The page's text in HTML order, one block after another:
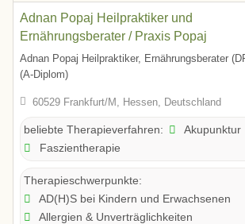
Adnan Popaj Heilpraktiker und
Ernährungsberater / Praxis Popaj
Adnan Popaj Heilpraktiker, Ernährungsberater
(A-Diplom)
60529 Frankfurt/M, Hessen, Deutschland
beliebte Therapieverfahren: Akupunktur
Faszientherapie
Therapieschwerpunkte:
AD(H)S bei Kindern und Erwachsenen
Allergien & Unverträglichkeiten